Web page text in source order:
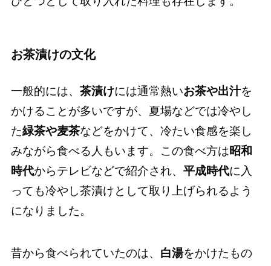
お茶漬けの文化
一般的には、 茶漬けには通常熱いお茶や出汁を
かけることが多いですが、夏場などでは冷やし
た緑茶や麦茶などをかけて、冷たい食感を楽し
みながら食べる人もいます。この食べ方は昭和
時代からテレビなどで紹介され、 平成時代に入
っても冷やし茶漬けとして取り上げられるよう
になりました。
昔から食べられていたのは、 白湯をかけたもの